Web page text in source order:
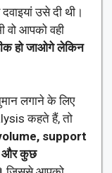
उसे दी थी।
वो आपको वही
हो जाओगे लेकिन
लगाने के लिए
कहते हैं, तो
support
और कुछ